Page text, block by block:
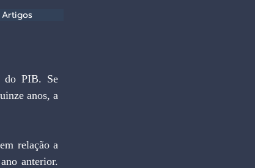
anos, a
anterior.
Artigos